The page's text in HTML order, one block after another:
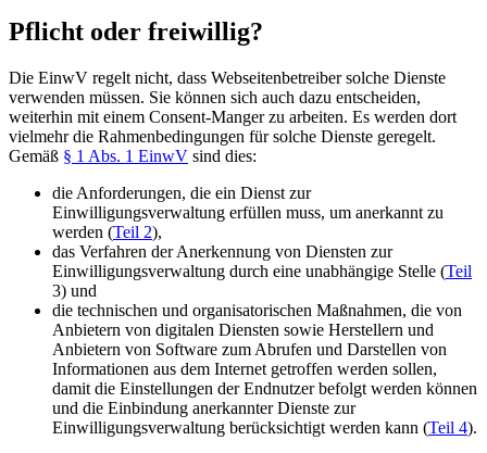
Pflicht oder freiwillig?
Die EinwV regelt nicht, dass Webseitenbetreiber solche Dienste
verwenden müssen. Sie können sich auch dazu entscheiden,
weiterhin mit einem Consent-Manger zu arbeiten. Es werden dort
vielmehr die Rahmenbedingungen für solche Dienste geregelt.
Gemäß § 1 Abs. 1 EinwV sind dies:
die Anforderungen, die ein Dienst zur
Einwilligungsverwaltung erfüllen muss, um anerkannt zu
werden (Teil 2),
das Verfahren der Anerkennung von Diensten zur
Einwilligungsverwaltung durch eine unabhängige Stelle (Teil
3) und
die technischen und organisatorischen Maßnahmen, die von
Anbietern von digitalen Diensten sowie Herstellern und
Anbietern von Software zum Abrufen und Darstellen von
Informationen aus dem Internet getroffen werden sollen,
damit die Einstellungen der Endnutzer befolgt werden können
und die Einbindung anerkannter Dienste zur
Einwilligungsverwaltung berücksichtigt werden kann (Teil 4).